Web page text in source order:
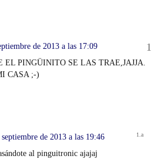
de 2013 a las 17:09
EL PINGÜINITO SE LAS TRAE,JAJJA.
CASA ;-)
septiembre de 2013 a las 19:46
al pinguitronic ajajaj